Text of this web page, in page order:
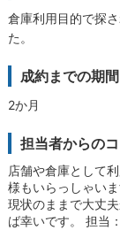
倉庫利用目的で探
た。
成約までの期間
2か月
担当者からの
店舗や倉庫として
様もいらっしゃいま
現状のままで大丈
ば幸いです。 担当